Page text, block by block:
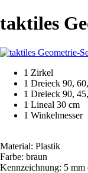
taktiles
1 Zirkel
1 Dreieck 90,
1 Dreieck 90,
1 Lineal 30 cm
1 Winkelmesser
Material: Plastik
Farbe: braun
Kennzeichnung: 5 mm